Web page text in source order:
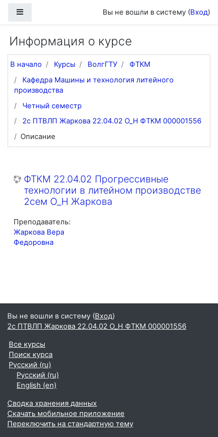
Вы не вошли в систему (Вход)
Информация о курсе
В начало Курсы ВолгГТУ
ФТКМ
Кафедра Машины и технология литейного
производства
Четный семестр
2с ПТВЛП Жаркова 22.04.02 О_Н ФТКМ 000001556
Описание
ФТКМ 22.04.02 Прогрессивные
технологии в литейном производстве
2сем О_Н Жаркова
Преподаватель:
Жаркова Вера
Федоровна
Вы не вошли в систему (Вход)
2с ПТВЛП Жаркова 22.04.02 О_Н ФТКМ 000001556
Все курсы
Поиск курса
Русский ‎(ru)‎
Русский ‎(ru)‎
English ‎(en)‎
Сводка хранения данных
Скачать мобильное приложение
Переключить на стандартную тему